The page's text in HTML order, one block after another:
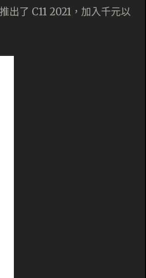
出了 C11 2021，加入千元以